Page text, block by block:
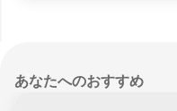
あなたへのおすすめ